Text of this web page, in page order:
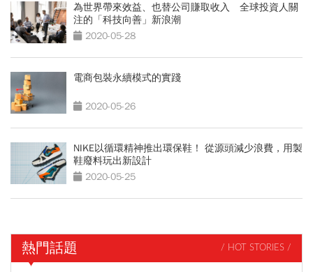
為世界帶來效益、也替公司賺取收入 全球投資人關
注的「科技向善」新浪潮
2020-05-28
電商包裝永續模式的實踐
2020-05-26
NIKE以循環精神推出環保鞋！ 從源頭減少浪費，用製
鞋廢料玩出新設計
2020-05-25
熱門話題 / HOT STORIES /